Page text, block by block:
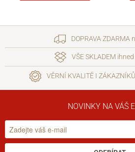
DOPRAVA ZDARMA
VŠE SKLADEM
VĚRNÍ KVALITĚ I
NOVINKY NA VÁŠ